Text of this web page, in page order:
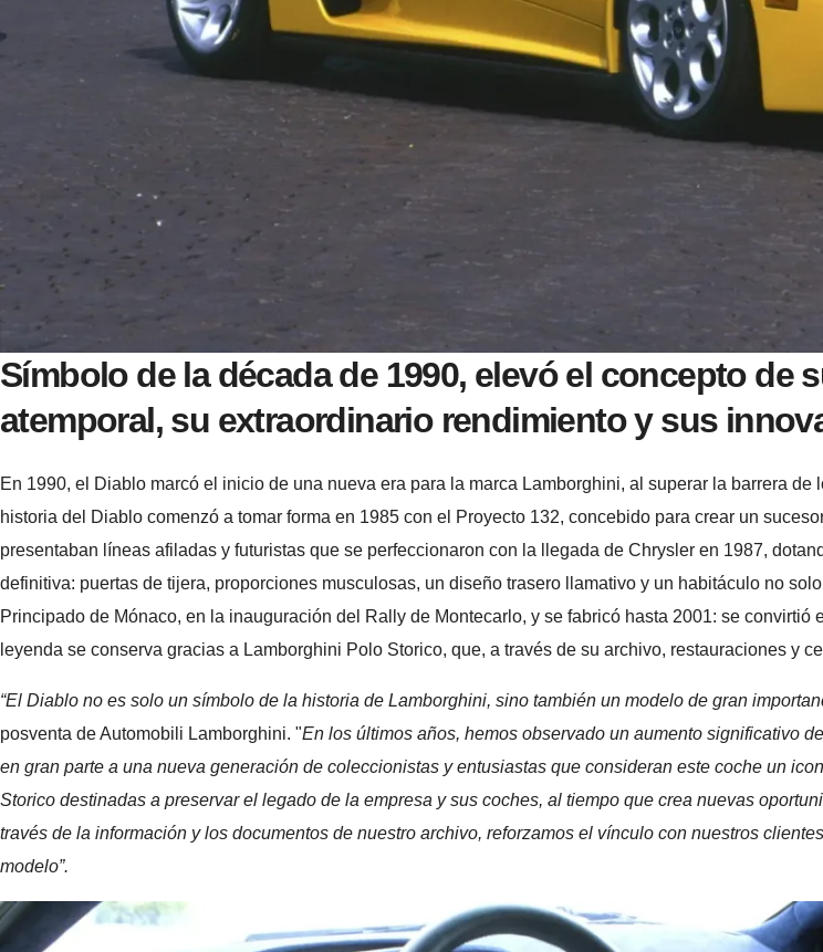
Símbolo de la década de 1990, elevó el concepto de
atemporal, su extraordinario rendimiento y sus
En 1990, el Diablo marcó el inicio de una nueva era para la marca Lamborghini, al superar la barrera
historia del Diablo comenzó a tomar forma en 1985 con el Proyecto 132, concebido para crear un
presentaban líneas afiladas y futuristas que se perfeccionaron con la llegada de Chrysler en 1987,
definitiva: puertas de tijera, proporciones musculosas, un diseño trasero llamativo y un habitáculo no
Principado de Mónaco, en la inauguración del Rally de Montecarlo, y se fabricó hasta 2001: se
leyenda se conserva gracias a Lamborghini Polo Storico, que, a través de su archivo, restauraciones y
“El Diablo no es solo un símbolo de la historia de Lamborghini, sino también un modelo de gran
posventa de Automobili Lamborghini. "En los últimos años, hemos observado un aumento significativo
en gran parte a una nueva generación de coleccionistas y entusiastas que consideran este coche un
Storico destinadas a preservar el legado de la empresa y sus coches, al tiempo que crea nuevas
través de la información y los documentos de nuestro archivo, reforzamos el vínculo con nuestros
modelo”.